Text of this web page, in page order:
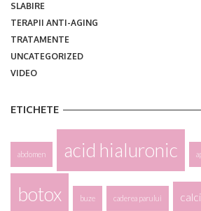
SLABIRE
TERAPII ANTI-AGING
TRATAMENTE
UNCATEGORIZED
VIDEO
ETICHETE
abdomen acid hialuronic
botox buze caderea parului